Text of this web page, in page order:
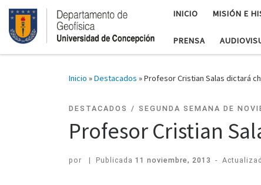
INICIO MISIÓN E
PRENSA
Inicio »Destacados »Profesor Cristian Salas dictará
DESTACADOS SEGUNDA SEMANA DE
Profesor Cristian
por | Publicada 11 noviembre, 2013 -